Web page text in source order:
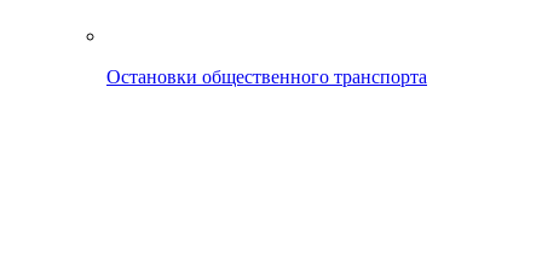
Остановки общественного транспорта